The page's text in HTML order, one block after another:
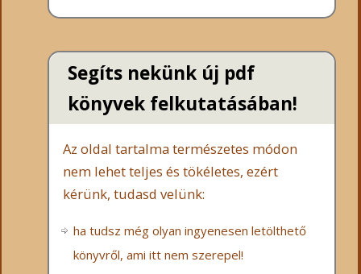
Segíts nekünk új pdf
könyvek felkutatásában!
Az oldal tartalma természetes módon
nem lehet teljes és tökéletes, ezért
kérünk, tudasd velünk:
ha tudsz még olyan ingyenesen letölthető
könyvről, ami itt nem szerepel!